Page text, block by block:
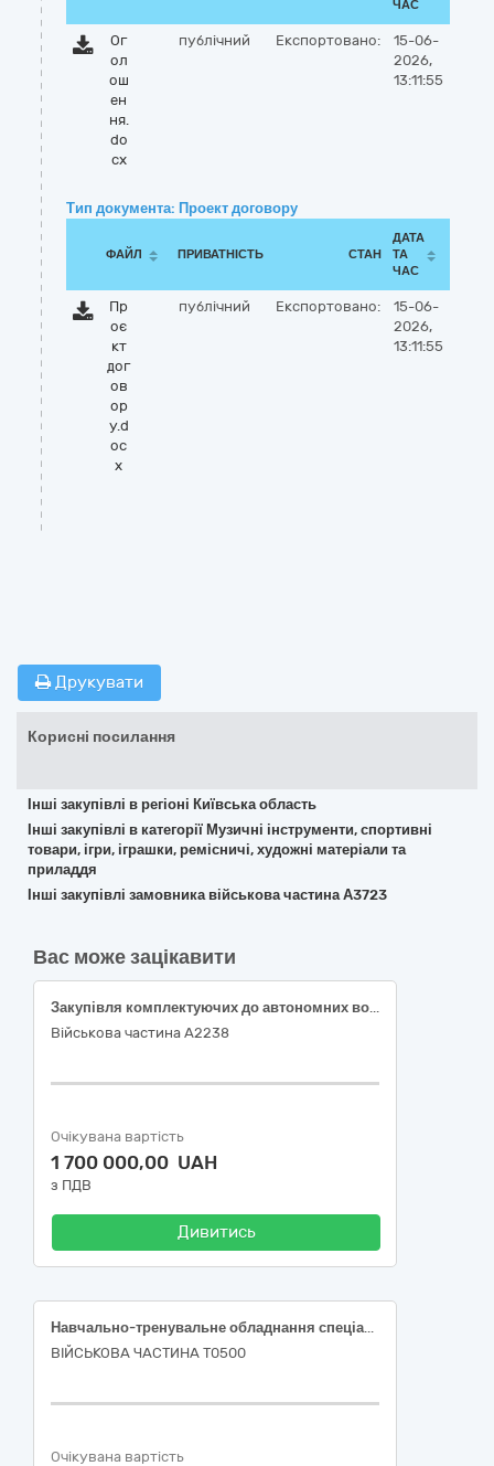
ЧАС
Ог
ол
ош
ен
ня.
do
cx
публічний Експортовано:
15-06-
2026,
13:11:55
Тип документа: Проект договору
ФАЙЛ ПРИВАТНІСТЬ СТАН
ДАТА
ТА
ЧАС
Пр
оє
кт
дог
ов
ор
у.d
oc
x
публічний Експортовано:
15-06-
2026,
13:11:55
Друкувати
Корисні посилання
Інші закупівлі в регіоні Київська область
Інші закупівлі в категорії Музичні інструменти, спортивні
товари, ігри, іграшки, ремісничі, художні матеріали та
приладдя
Інші закупівлі замовника військова частина А3723
Вас може зацікавити
Закупівля комплектуючих до автономних водолазних апаратів АВА-1 спеціального призначення
Військова частина А2238
Очікувана вартість
1 700 000,00 UAH
з ПДВ
Дивитись
Навчально-тренувальне обладнання спеціального призначення для проведення тактико-спеціальних занять (Комплект страйкбольного обладнання, страйкбольні кулі, магазин страйкбольний механічний), 37410000-5 — Інвентар для спортивних ігор на відкритому повітрі за ДК 021:2015
ВІЙСЬКОВА ЧАСТИНА Т0500
Очікувана вартість